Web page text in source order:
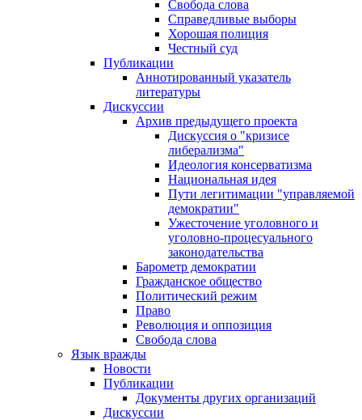
Свобода слова
Справедливые выборы
Хорошая полиция
Честный суд
Публикации
Аннотированный указатель
литературы
Дискуссии
Архив предыдущего проекта
Дискуссия о "кризисе
либерализма"
Идеология консерватизма
Национальная идея
Пути легитимации "управляемой
демократии"
Ужесточение уголовного и
уголовно-процесуального
законодательства
Барометр демократии
Гражданское общество
Политический режим
Право
Революция и оппозиция
Свобода слова
Язык вражды
Новости
Публикации
Документы других организаций
Дискуссии